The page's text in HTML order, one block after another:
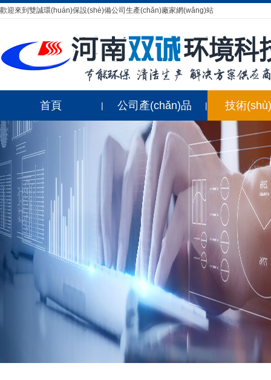
歡迎來到雙誠環(huán)保設(shè)備公司生產(chǎn)廠家網(wǎng)站
首頁 公司產(chǎn)品 技術